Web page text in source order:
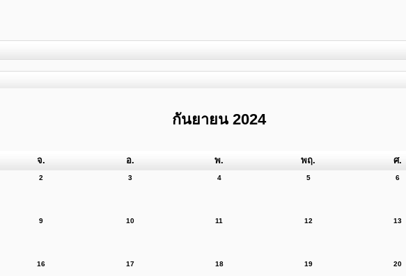
กันยายน 2024
จ. อ. พ. พฤ. ศ.
2 3 4 5 6
9 10 11 12 13
16 17 18 19 20